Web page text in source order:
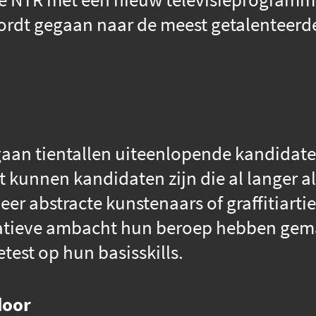
gegaan naar de meest
tientallen uiteenlopende
kunnen kandidaten zijn die al langer
abstracte kunstenaars of
ambacht hun beroep hebben
op hun basisskills.